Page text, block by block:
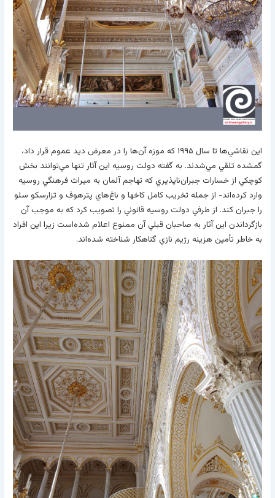
اين نقاشي‌ها تا سال ۱۹۹۵ که موزه آن‌ها را در معرض ديد عموم قرار داد،
گمشده تلقي مي‌شدند. به گفته دولت روسيه اين آثار تنها مي‌توانند بخش
کوچکي از خسارات جبران‌ناپذيري که تهاجم آلمان به ميراث فرهنگي روسيه
وارد کرده‌اند- از جمله تخريب کامل کاخها و باغ‌هاي پترهوف و تزارسکو سلو
را جبران کند. از طرفي دولت روسيه قانوني را تصويب کرد که به موجب آن
بازگرداندن اين آثار به صاحبان قبلي آن ممنوع اعلام شده‌است زيرا اين افراد
به خاطر تأمين هزينه رژيم نازي گناهکار شناخته شده‌اند.